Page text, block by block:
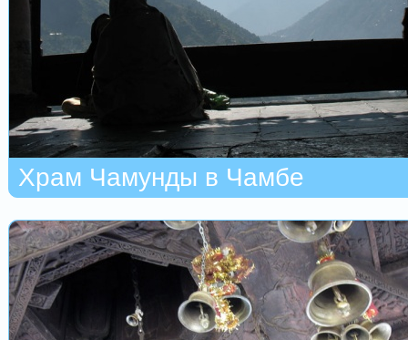
Храм Чамунды в Чамбе